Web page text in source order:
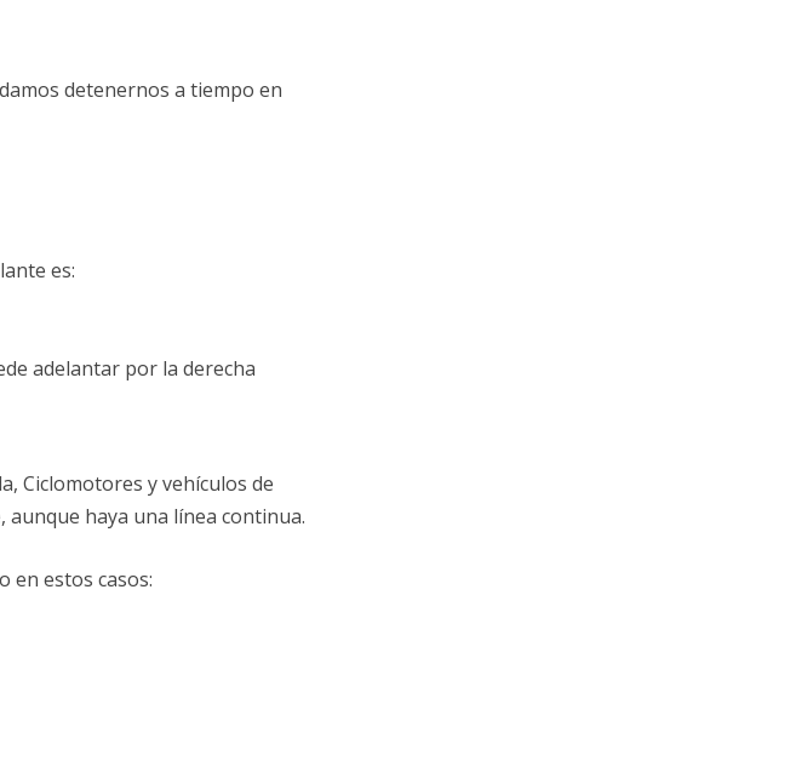
detenernos a tiempo en
es:
adelantar por la derecha
Ciclomotores y vehículos de
haya una línea continua.
en estos casos: